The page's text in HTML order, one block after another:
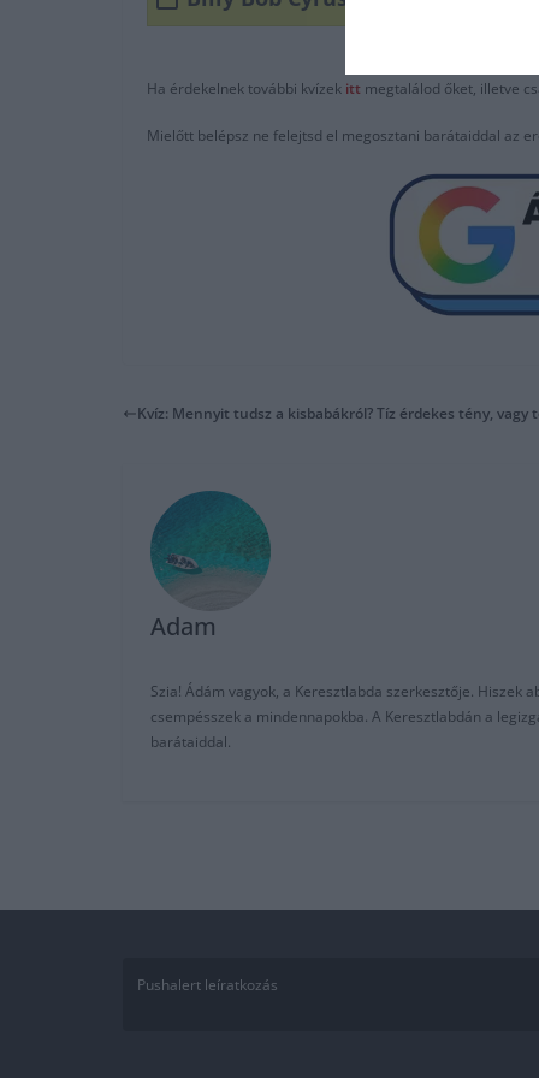
Ha érdekelnek további kvízek itt megtalálod őket, illetve
Mielőtt belépsz ne felejtsd el megosztani barátaiddal az
Kvíz: Mennyit tudsz a kisbabákról? Tíz érdekes tény, vagy
Adam
Szia! Ádám vagyok, a Keresztlabda szerkesztője.
csempésszek a mindennapokba. A Keresztlabdán a
barátaiddal.
Pushalert leíratkozás